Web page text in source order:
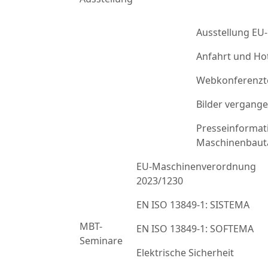
Ausstellung
Anfahrt und
Bilder
MBT-
Seminare
EU-Maschinenverordnung
2023/1230
EN ISO 13849-1: SISTEMA
EN ISO 13849-1: SOFTEMA
Elektrische Sicherheit